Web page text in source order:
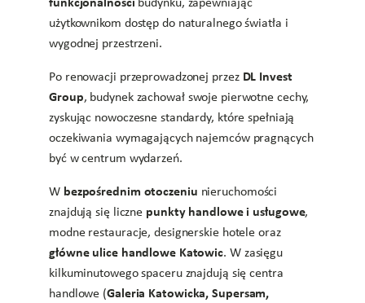
użytkownikom dostęp do naturalnego światła i
wygodnej przestrzeni.
Po renowacji przeprowadzonej przez DL Invest
Group, budynek zachował swoje pierwotne cechy,
zyskując nowoczesne standardy, które spełniają
oczekiwania wymagających najemców pragnących
być w centrum wydarzeń.
W bezpośrednim otoczeniu nieruchomości
znajdują się liczne punkty handlowe i usługowe,
modne restauracje, designerskie hotele oraz
główne ulice handlowe Katowic. W zasięgu
kilkuminutowego spaceru znajdują się centra
handlowe (Galeria Katowicka, Supersam,